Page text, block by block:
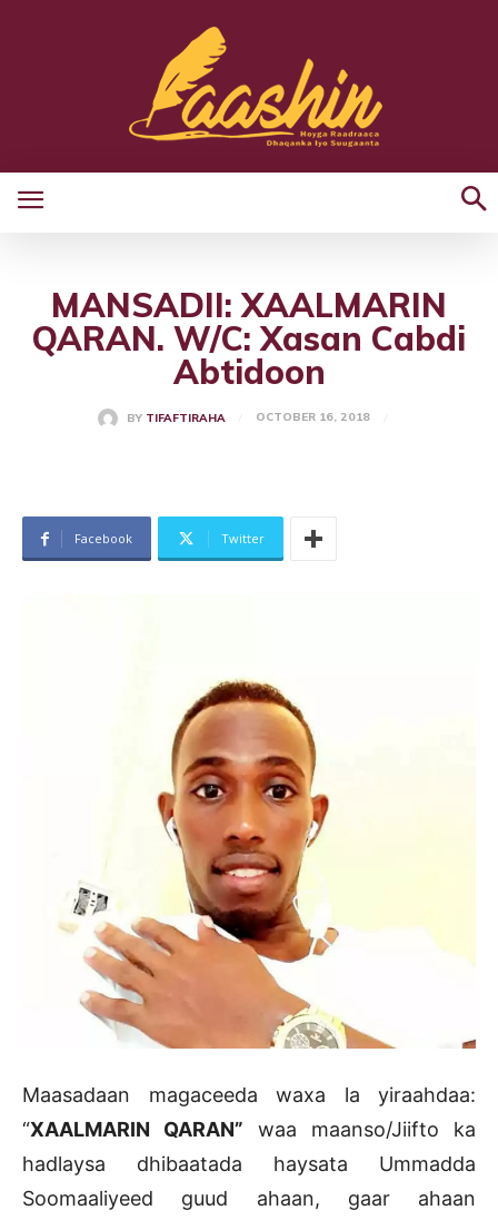
MANSADII: XAALMARIN
QARAN. W/C: Xasan Cabdi
Abtidoon
BY TIFAFTIRAHA OCTOBER 16, 2018
Facebook Twitter
Maasadaan magaceeda waxa la yiraahdaa:
“XAALMARIN QARAN” waa maanso/Jiifto ka
hadlaysa dhibaatada haysata Ummadda
Soomaaliyeed guud ahaan, gaar ahaan